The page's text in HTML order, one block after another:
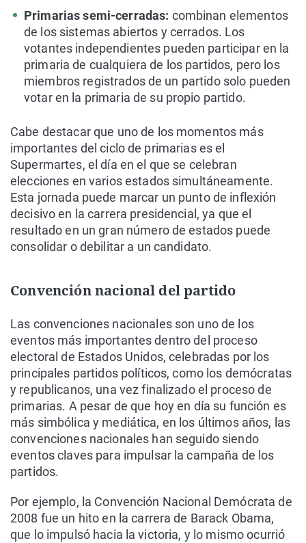
Primarias semi-cerradas: combinan elementos
de los sistemas abiertos y cerrados. Los
votantes independientes pueden participar en la
primaria de cualquiera de los partidos, pero los
miembros registrados de un partido solo pueden
votar en la primaria de su propio partido.
Cabe destacar que uno de los momentos más
importantes del ciclo de primarias es el
Supermartes, el día en el que se celebran
elecciones en varios estados simultáneamente.
Esta jornada puede marcar un punto de inflexión
decisivo en la carrera presidencial, ya que el
resultado en un gran número de estados puede
consolidar o debilitar a un candidato.
Convención nacional del partido
Las convenciones nacionales son uno de los
eventos más importantes dentro del proceso
electoral de Estados Unidos, celebradas por los
principales partidos políticos, como los demócratas
y republicanos, una vez finalizado el proceso de
primarias. A pesar de que hoy en día su función es
más simbólica y mediática, en los últimos años, las
convenciones nacionales han seguido siendo
eventos claves para impulsar la campaña de los
partidos.
Por ejemplo, la Convención Nacional Demócrata de
2008 fue un hito en la carrera de Barack Obama,
que lo impulsó hacia la victoria, y lo mismo ocurrió